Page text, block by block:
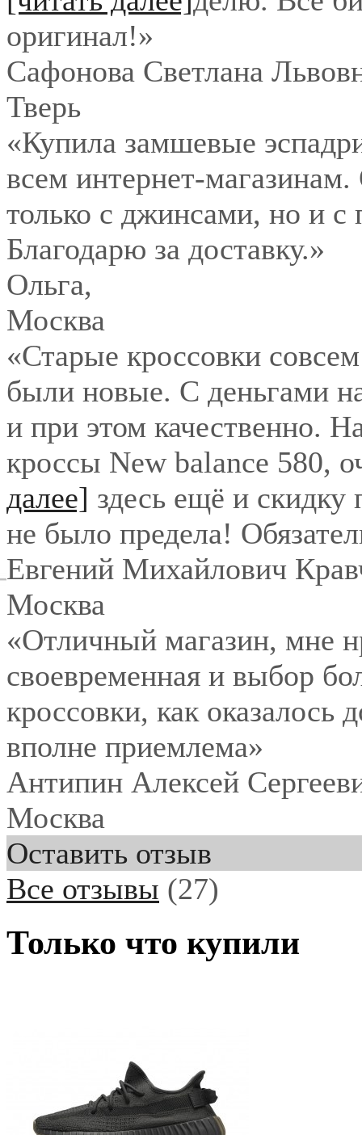
оригинал!»
Сафонова Светлана
Тверь
«Купила замшевые
всем интернет-
только с джинсами, но и с
Благодарю за доставку.»
Ольга,
Москва
«Старые кроссовки
были новые. С деньгами
и при этом качественно.
кроссы New balance 580,
далее] здесь ещё и
не было предела!
Евгений Михайлович
Москва
«Отличный магазин, мне
своевременная и выбор
кроссовки, как оказалось
вполне приемлема»
Антипин Алексей
Москва
Оставить отзыв
Все отзывы (27)
Только что купили